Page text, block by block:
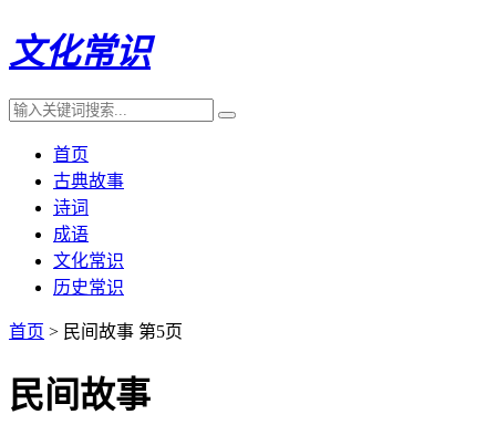
文化常识
首页
古典故事
诗词
成语
文化常识
历史常识
首页 > 民间故事 第5页
民间故事